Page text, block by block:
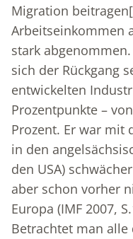
Migration beitragen
Arbeitseinkommen
stark
sich der Rückgang
entwickelten
Prozentpunkte –
Prozent. Er war mit
in den
den USA)
aber schon vorher
Europa (IMF 2007,
Betrachtet man alle